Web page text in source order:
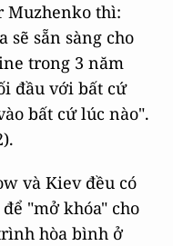
Muzhenko thì:
sẽ sẵn sàng cho
trong 3 năm
đầu với bất cứ
bất cứ lúc nào".
và Kiev đều có
"mở khóa" cho
hòa bình ở